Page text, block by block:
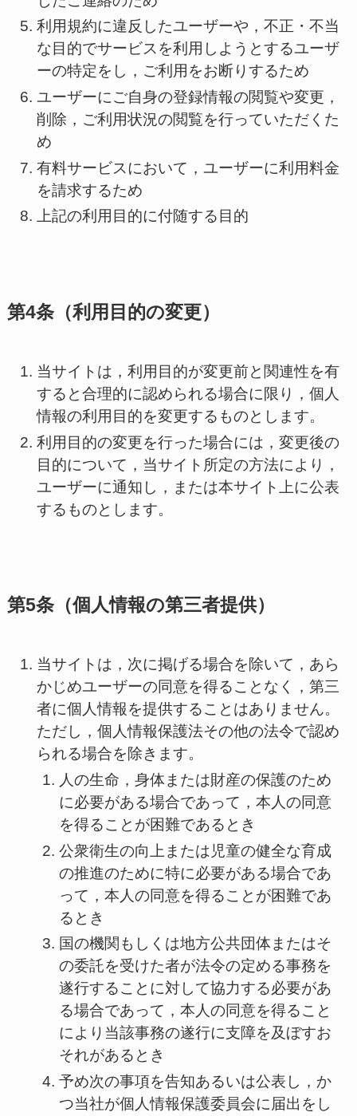
利用規約に違反したユーザーや，不正・不当
な目的でサービスを利用しようとするユーザ
ーの特定をし，ご利用をお断りするため
ユーザーにご自身の登録情報の閲覧や変更，
削除，ご利用状況の閲覧を行っていただくた
め
有料サービスにおいて，ユーザーに利用料金
を請求するため
上記の利用目的に付随する目的
第4条（利用目的の変更）
当サイトは，利用目的が変更前と関連性を有
すると合理的に認められる場合に限り，個人
情報の利用目的を変更するものとします。
利用目的の変更を行った場合には，変更後の
目的について，当サイト所定の方法により，
ユーザーに通知し，または本サイト上に公表
するものとします。
第5条（個人情報の第三者提供）
当サイトは，次に掲げる場合を除いて，あら
かじめユーザーの同意を得ることなく，第三
者に個人情報を提供することはありません。
ただし，個人情報保護法その他の法令で認め
られる場合を除きます。
人の生命，身体または財産の保護のため
に必要がある場合であって，本人の同意
を得ることが困難であるとき
公衆衛生の向上または児童の健全な育成
の推進のために特に必要がある場合であ
って，本人の同意を得ることが困難であ
るとき
国の機関もしくは地方公共団体またはそ
の委託を受けた者が法令の定める事務を
遂行することに対して協力する必要があ
る場合であって，本人の同意を得ること
により当該事務の遂行に支障を及ぼすお
それがあるとき
予め次の事項を告知あるいは公表し，か
つ当社が個人情報保護委員会に届出をし